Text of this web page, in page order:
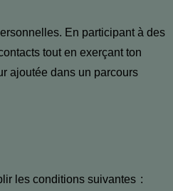
En participant à des
tout en exerçant ton
ajoutée dans un parcours
les conditions suivantes :